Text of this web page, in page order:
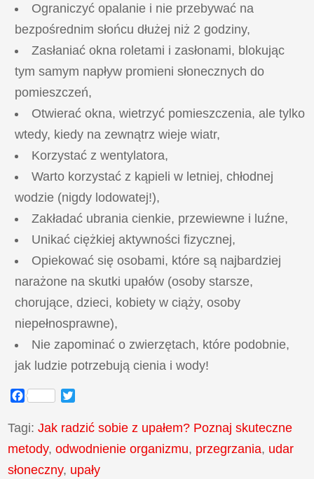
Ograniczyć opalanie i nie przebywać na
bezpośrednim słońcu dłużej niż 2 godziny,
Zasłaniać okna roletami i zasłonami, blokując
tym samym napływ promieni słonecznych do
pomieszczeń,
Otwierać okna, wietrzyć pomieszczenia, ale tylko
wtedy, kiedy na zewnątrz wieje wiatr,
Korzystać z wentylatora,
Warto korzystać z kąpieli w letniej, chłodnej
wodzie (nigdy lodowatej!),
Zakładać ubrania cienkie, przewiewne i luźne,
Unikać ciężkiej aktywności fizycznej,
Opiekować się osobami, które są najbardziej
narażone na skutki upałów (osoby starsze,
chorujące, dzieci, kobiety w ciąży, osoby
niepełnosprawne),
Nie zapominać o zwierzętach, które podobnie,
jak ludzie potrzebują cienia i wody!
Facebook
Tagi:Jak radzić sobie z upałem? Poznaj skuteczne
metody,odwodnienie organizmu, przegrzania, udar
słoneczny, upały